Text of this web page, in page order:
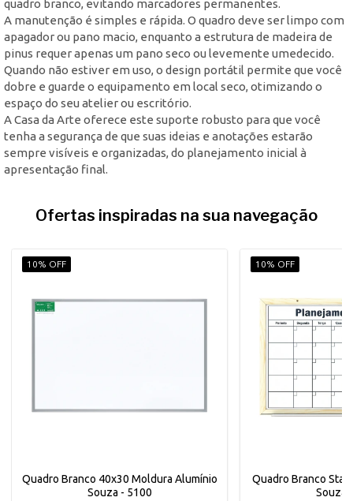
quadro branco, evitando marcadores permanentes.
A manutenção é simples e rápida. O quadro deve ser limpo com
apagador ou pano macio, enquanto a estrutura de madeira de
pinus requer apenas um pano seco ou levemente umedecido.
Quando não estiver em uso, o design portátil permite que você
dobre e guarde o equipamento em local seco, otimizando o
espaço do seu atelier ou escritório.
A Casa da Arte oferece este suporte robusto para que você
tenha a segurança de que suas ideias e anotações estarão
sempre visíveis e organizadas, do planejamento inicial à
apresentação final.
Ofertas inspiradas na sua navegação
10% OFF
Quadro Branco 40x30 Moldura Alumínio
Souza - 5100
10% OFF
Quadro Branco
Souza